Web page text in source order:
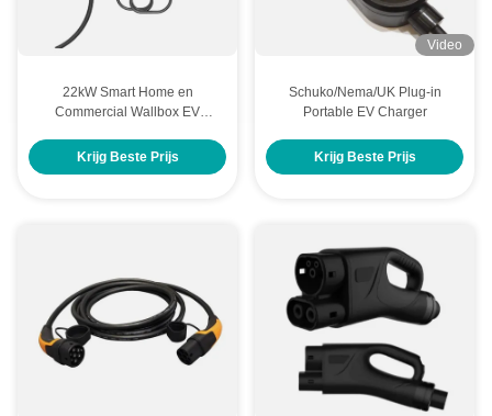
22kW Smart Home en
Commercial Wallbox EV
OCPP ondersteuning
Krijg Beste Prijs
Video
Schuko/Nema/UK Plug-in
Portable EV Charger
Krijg Beste Prijs